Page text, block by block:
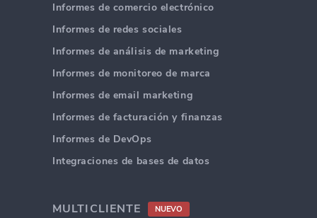
Informes de comercio electrónico
Informes de redes sociales
Informes de análisis de marketing
Informes de monitoreo de marca
Informes de email marketing
Informes de facturación y finanzas
Informes de DevOps
Integraciones de bases de datos
MULTICLIENTE NUEVO